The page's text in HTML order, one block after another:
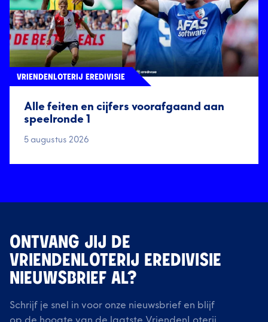
Alle feiten en cijfers voorafgaand aan
speelronde 1
VRIENDENLOTERIJ EREDIVISIE
5 augustus 2026
ONTVANG JIJ DE
VRIENDENLOTERIJ EREDIVISIE
NIEUWSBRIEF AL?
Schrijf je snel in voor onze nieuwsbrief en blijf